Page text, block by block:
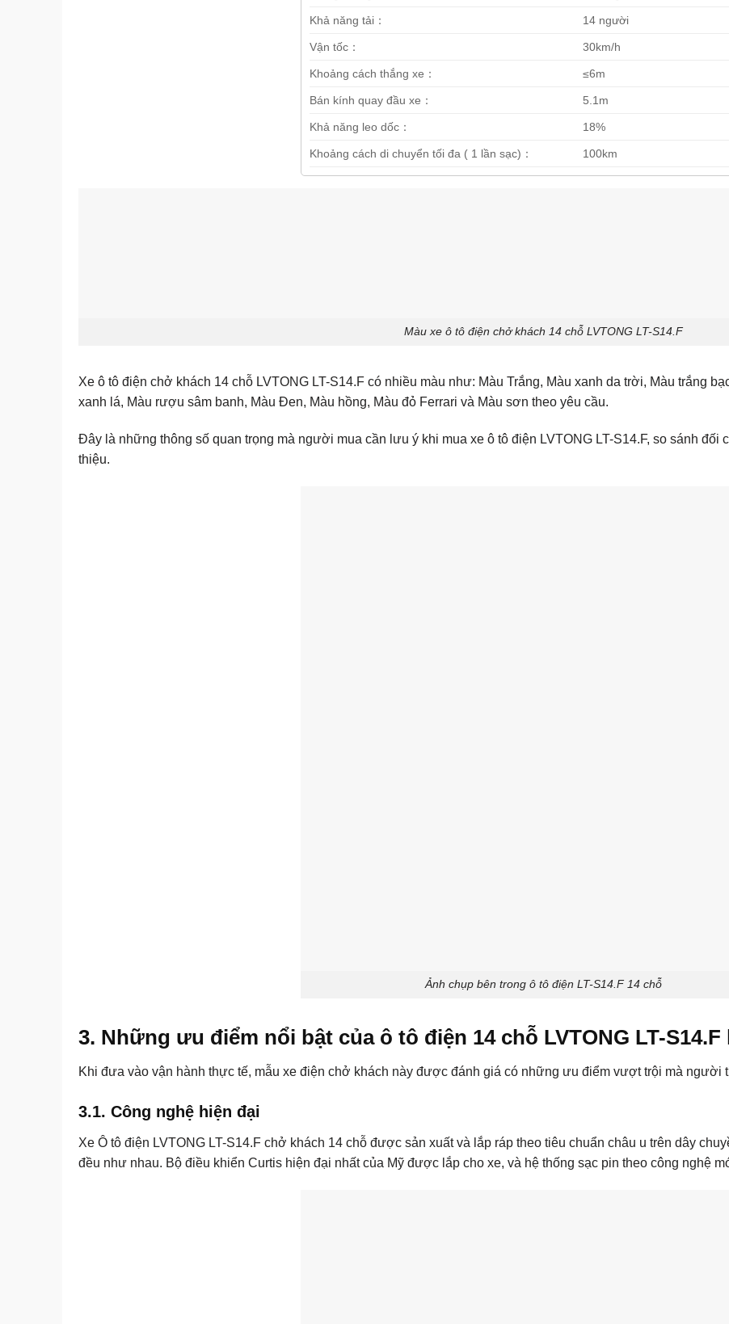
Khả năng tải： 14 người
Vận tốc： 30km/h
Khoảng cách thắng xe： ≤6m
Bán kính quay đầu xe： 5.1m
Khả năng leo dốc： 18%
Khoảng cách di chuyển tối đa ( 1 lần sạc)： 100km
Màu xe ô tô điện chở khách 14 chỗ LVTONG LT-S14.F
Xe ô tô điện chở khách 14 chỗ LVTONG LT-S14.F có nhiều màu như: Màu Trắng, Màu xanh da trời, Màu trắng
xanh lá, Màu rượu sâm banh, Màu Đen, Màu hồng, Màu đỏ Ferrari và Màu sơn theo yêu cầu.
Đây là những thông số quan trọng mà người mua cần lưu ý khi mua xe ô tô điện LVTONG LT-S14.F, so sánh đối
thiệu.
Ảnh chụp bên trong ô tô điện LT-S14.F 14 chỗ
3. Những ưu điểm nổi bật của ô tô điện 14 chỗ LVTONG LT-
Khi đưa vào vận hành thực tế, mẫu xe điện chở khách này được đánh giá có những ưu điểm vượt trội mà người
3.1. Công nghệ hiện đại
Xe Ô tô điện LVTONG LT-S14.F chở khách 14 chỗ được sản xuất và lắp ráp theo tiêu chuẩn châu u trên dây
đều như nhau. Bộ điều khiển Curtis hiện đại nhất của Mỹ được lắp cho xe, và hệ thống sạc pin theo công nghệ